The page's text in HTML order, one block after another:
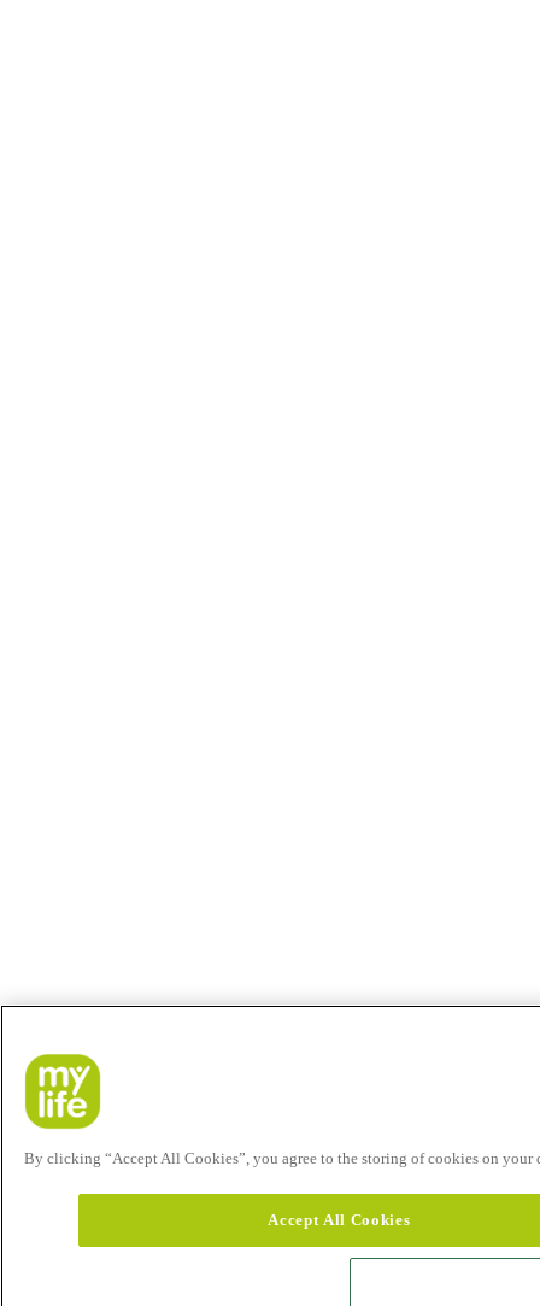
By clicking “Accept All Cookies”, you agree to the storing of cookies on your
Accept All Cookies